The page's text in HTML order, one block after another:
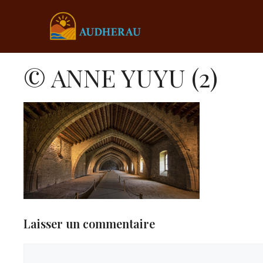
© ANNE YUYU (2)
Laisser un commentaire